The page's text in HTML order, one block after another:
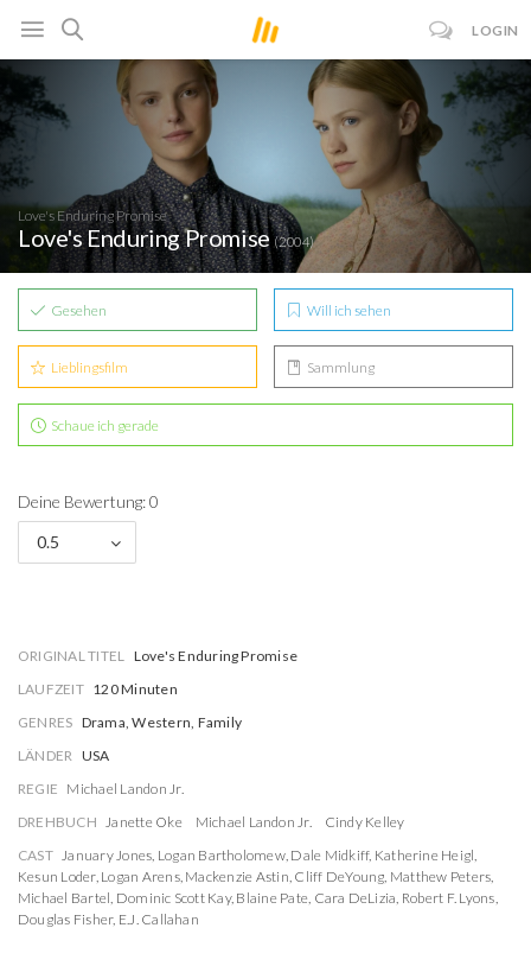
LOGIN
Love's Enduring Promise
Love's Enduring Promise(2004)
Gesehen Will ich sehen
Lieblingsfilm Sammlung
Schaue ich gerade
Deine Bewertung: 0
0.5
ORIGINAL TITEL Love's Enduring Promise
LAUFZEIT 120 Minuten
GENRES Drama, Western, Family
LÄNDER USA
REGIE Michael Landon Jr.
DREHBUCH Janette Oke Michael Landon Jr.
Cindy Kelley
CAST January Jones, Logan Bartholomew, Dale Midkiff, Katherine Heigl,
Kesun Loder, Logan Arens, Mackenzie Astin, Cliff DeYoung, Matthew Peters,
Michael Bartel, Dominic Scott Kay, Blaine Pate, Cara DeLizia, Robert F. Lyons,
Douglas Fisher, E.J. Callahan